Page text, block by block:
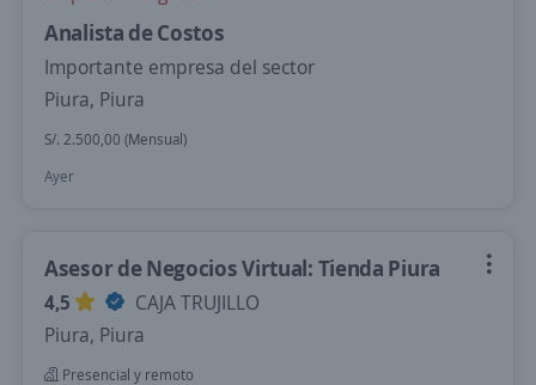
Analista de Costos
Importante empresa del sector
Piura, Piura
S/. 2.500,00 (Mensual)
Ayer
Asesor de Negocios Virtual: Tienda Piura
4,5
CAJA TRUJILLO
Piura, Piura
Presencial y remoto